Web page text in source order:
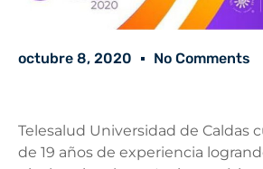
octubre 8, 2020 No Comments
Telesalud Universidad de Caldas
de 19 años de experiencia